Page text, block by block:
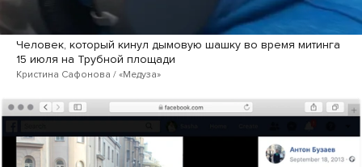
Человек, который кинул дымовую шашку во время митинга
15 июля на Трубной площади
Кристина Сафонова / «Медуза»